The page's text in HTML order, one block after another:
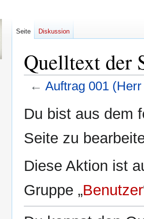
Quelltext der
← Auftrag 001
Navigation
Suche
Du bist aus dem
Seite zu
Diese Aktion ist
Gruppe „Benutzer
Seite Diskussion